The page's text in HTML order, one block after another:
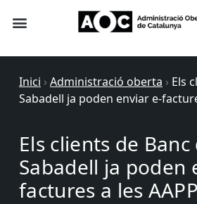
Inici › Administració oberta › Els
Sabadell ja poden enviar e-
Els clients de Banc
Sabadell ja poden
factures a les AAPP